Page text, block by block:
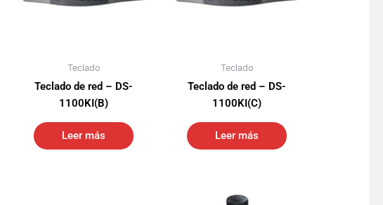
Teclado
Teclado de red – DS-
1100KI(B)
Leer más
Teclado
Teclado de red – DS-
1100KI(C)
Leer más